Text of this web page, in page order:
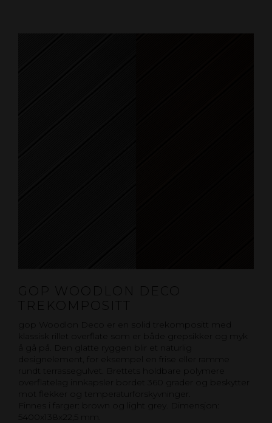
GOP WOODLON DECO
TREKOMPOSITT
gop Woodlon Deco er en solid trekompositt med
klassisk rillet overflate som er både grepsikker og myk
å gå på. Den glatte ryggen blir et naturlig
designelement, for eksempel en frise eller ramme
rundt terrassegulvet. Brettets holdbare polymere
overflatelag innkapsler bordet 360 grader og beskytter
mot flekker og temperaturforskyvninger.
Finnes i farger: brown og light grey. Dimensjon:
5400x138x22,5 mm.